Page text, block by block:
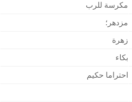
مكرسة للرب
مزدهر؛
زهرة
بكاء
احتراما حكيم